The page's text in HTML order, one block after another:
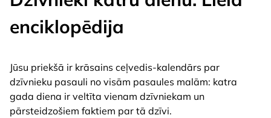
enciklopēdija
Jūsu priekšā ir krāsains ceļvedis-kalendārs par
dzīvnieku pasauli no visām pasaules malām: katra
gada diena ir veltīta vienam dzīvniekam un
pārsteidzošiem faktiem par tā dzīvi.